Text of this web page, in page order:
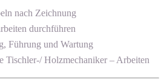
nach Zeichnung
durchführen
Führung und Wartung
Tischler-/ Holzmechaniker – Arbeiten